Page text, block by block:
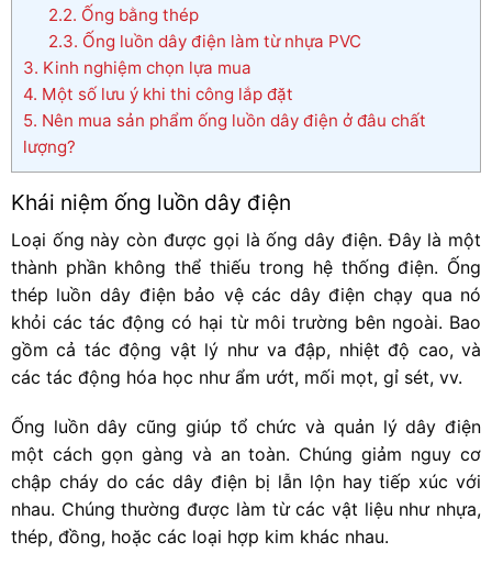
2.2. Ống bằng thép
2.3. Ống luồn dây điện làm từ nhựa PVC
3. Kinh nghiệm chọn lựa mua
4. Một số lưu ý khi thi công lắp đặt
5. Nên mua sản phẩm ống luồn dây điện ở đâu chất
lượng?
Khái niệm ống luồn dây điện
Loại ống này còn được gọi là ống dây điện. Đây là một
thành phần không thể thiếu trong hệ thống điện. Ống
thép luồn dây điệnbảo vệ các dây điện chạy qua nó
khỏi các tác động có hại từ môi trường bên ngoài. Bao
gồm cả tác động vật lý như va đập, nhiệt độ cao, và
các tác động hóa học như ẩm ướt, mối mọt, gỉ sét, vv.
Ống luồn dây cũng giúp tổ chức và quản lý dây điện
một cách gọn gàng và an toàn. Chúng giảm nguy cơ
chập cháy do các dây điện bị lẫn lộn hay tiếp xúc với
nhau. Chúng thường được làm từ các vật liệu như nhựa,
thép, đồng, hoặc các loại hợp kim khác nhau.